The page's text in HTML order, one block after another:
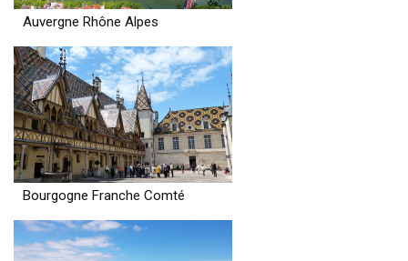
Auvergne Rhône Alpes
Bourgogne Franche Comté